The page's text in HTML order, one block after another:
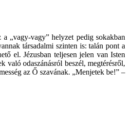
„vagy-vagy” helyzet pedig sokakban
társadalmi szinten is: talán pont a
el. Jézusban teljesen jelen van Isten
való odaszánásról beszél, megtérésről,
az Ő szavának. „Menjetek be!” –